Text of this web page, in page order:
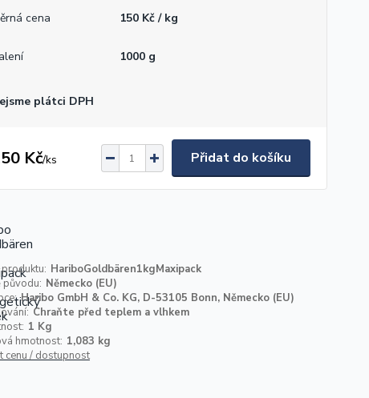
cena
150 Kč / kg
1000 g
plátci DPH
Kč/ks Přidat do košíku
HariboGoldbären1kgMaxipack
původu: Německo (EU)
Haribo GmbH & Co. KG, D-53105 Bonn, Německo (EU)
Chraňte před teplem a vlhkem
1 Kg
hmotnost: 1,083 kg
cenu / dostupnost